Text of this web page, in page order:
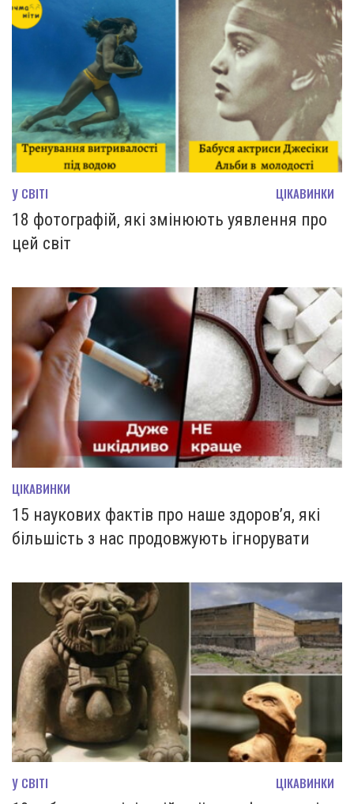
У СВІТІ ЦІКАВИНКИ
18 фотографій, які змінюють уявлення про
цей світ
ЦІКАВИНКИ
15 наукових фактів про наше здоров’я, які
більшість з нас продовжують ігнорувати
У СВІТІ ЦІКАВИНКИ